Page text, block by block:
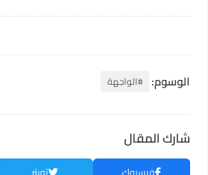
الوسوم: #الواجهة
شارك المقال